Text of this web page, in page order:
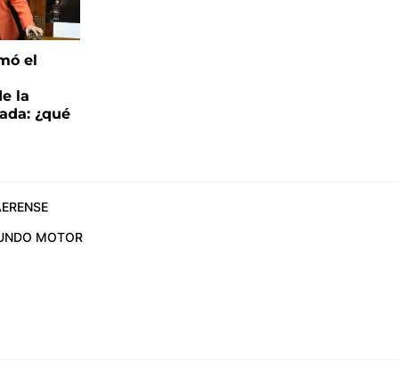
el
la
¿qué
MOTOR